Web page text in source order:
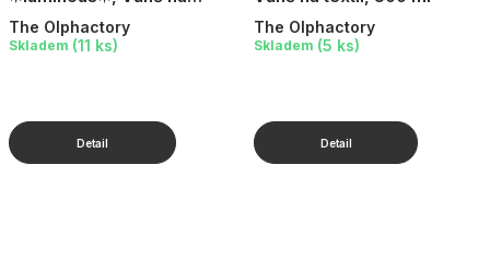
textil, 500 ml
The Olphactory
Skladem (11 ks)
The Olphactory
Skladem (5 ks)